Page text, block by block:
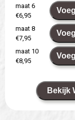
maat 6
€6,95
maat 8
€7,95
maat 10
€8,95
Bekijk